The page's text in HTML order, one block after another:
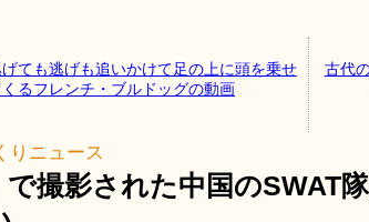
ても逃げも追いかけて足の上に頭を乗せ
るフレンチ・ブルドッグの動画
古代
りニュース
で撮影された中国のSWAT